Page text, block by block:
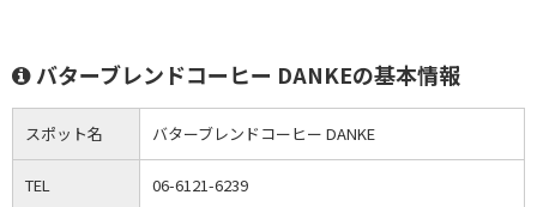
バターブレンドコーヒー DANKEの基本情報
スポット名 バターブレンドコーヒー DANKE
TEL 06-6121-6239